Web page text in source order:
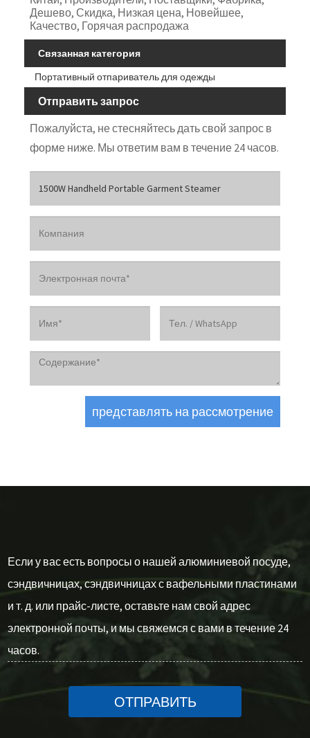
Дешево, Скидка, Низкая цена, Новейшее,
Качество, Горячая распродажа
Связанная категория
Портативный отпариватель для одежды
Отправить запрос
Пожалуйста, не стесняйтесь дать свой запрос в
форме ниже. Мы ответим вам в течение 24 часов.
Если у вас есть вопросы о нашей алюминиевой посуде,
сэндвичницах, сэндвичницах с вафельными пластинами
и т. д. или прайс-листе, оставьте нам свой адрес
электронной почты, и мы свяжемся с вами в течение 24
часов.
ОТПРАВИТЬ